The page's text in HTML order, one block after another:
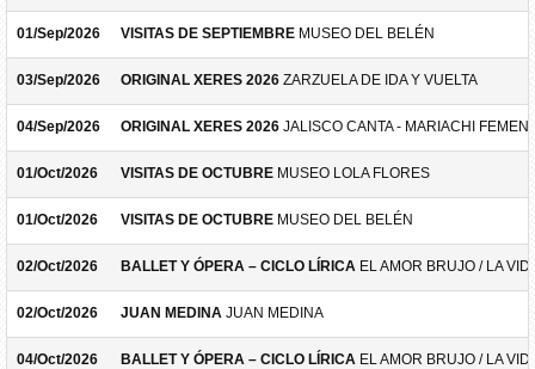
01/Sep/2026 VISITAS DE SEPTIEMBRE MUSEO DEL BELÉN
03/Sep/2026 ORIGINAL XERES 2026 ZARZUELA DE IDA Y VUELTA
04/Sep/2026 ORIGINAL XERES 2026 JALISCO CANTA - MARIACHI
01/Oct/2026 VISITAS DE OCTUBRE MUSEO LOLA FLORES
01/Oct/2026 VISITAS DE OCTUBRE MUSEO DEL BELÉN
02/Oct/2026 BALLET Y ÓPERA – CICLO LÍRICA EL AMOR BRUJO / LA
02/Oct/2026 JUAN MEDINA JUAN MEDINA
04/Oct/2026 BALLET Y ÓPERA – CICLO LÍRICA EL AMOR BRUJO / LA